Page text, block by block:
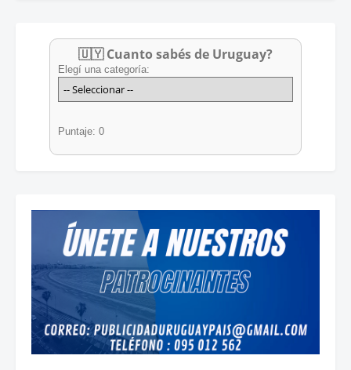
🇺🇾 Cuanto sabés de Uruguay?
Elegí una categoría:
Puntaje: 0